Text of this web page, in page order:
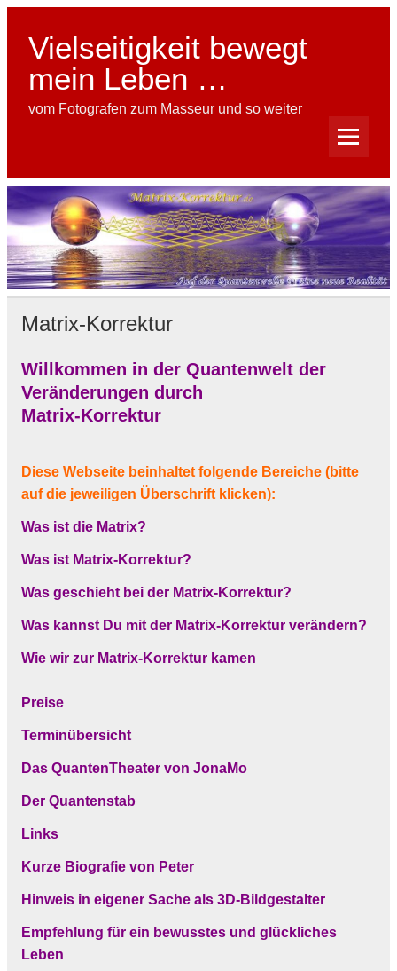
Skip
contentVielseitigkeit bewegt
mein Leben …
vom Fotografen zum Masseur und so weiter
Matrix-Korrektur
Willkommen in der Quantenwelt der
Veränderungen durch
Matrix-Korrektur
Diese Webseite beinhaltet folgende Bereiche (bitte
auf die jeweiligen Überschrift klicken):
Was ist die Matrix?
Was ist Matrix-Korrektur?
Was geschieht bei der Matrix-Korrektur?
Was kannst Du mit der Matrix-Korrektur verändern?
Wie wir zur Matrix-Korrektur kamen
Preise
Terminübersicht
Das QuantenTheater von JonaMo
Der Quantenstab
Links
Kurze Biografie von Peter
Hinweis in eigener Sache als 3D-Bildgestalter
Empfehlung für ein bewusstes und glückliches
Leben